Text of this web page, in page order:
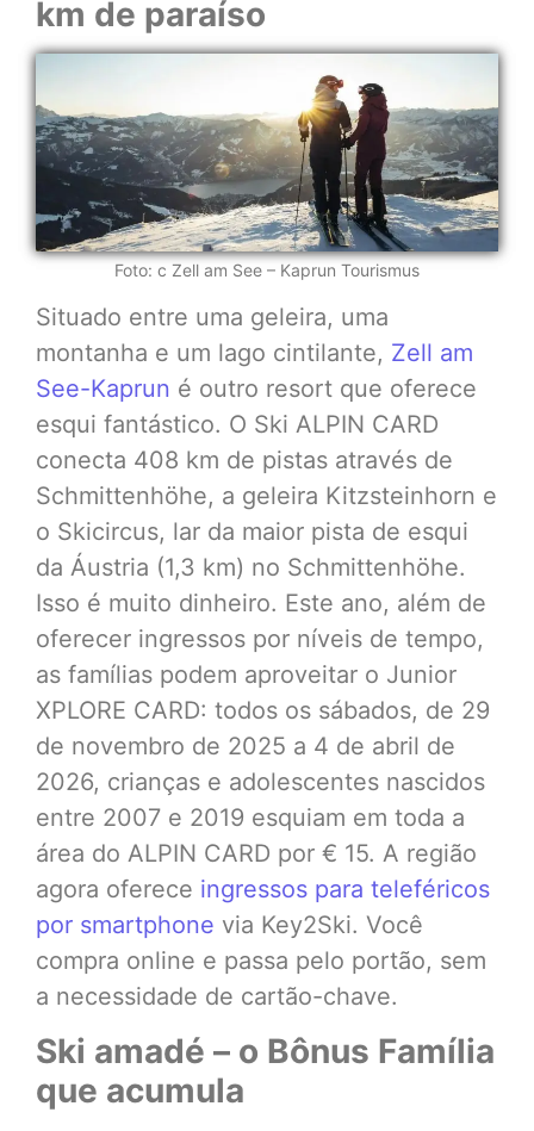
km de paraíso
Foto: c Zell am See – Kaprun Tourismus
Situado entre uma geleira, uma
montanha e um lago cintilante, Zell am
See-Kaprun é outro resort que oferece
esqui fantástico. O Ski ALPIN CARD
conecta 408 km de pistas através de
Schmittenhöhe, a geleira Kitzsteinhorn e
o Skicircus, lar da maior pista de esqui
da Áustria (1,3 km) no Schmittenhöhe.
Isso é muito dinheiro. Este ano, além de
oferecer ingressos por níveis de tempo,
as famílias podem aproveitar o Junior
XPLORE CARD: todos os sábados, de 29
de novembro de 2025 a 4 de abril de
2026, crianças e adolescentes nascidos
entre 2007 e 2019 esquiam em toda a
área do ALPIN CARD por € 15. A região
agora oferece ingressos para teleféricos
por smartphone via Key2Ski. Você
compra online e passa pelo portão, sem
a necessidade de cartão-chave.
Ski amadé – o Bônus Família
que acumula